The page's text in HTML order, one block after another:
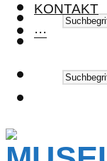
KONTAKT
···